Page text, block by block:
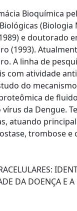
Bioquímica
(Biologia
e doutorado
(1993).
A linha de
com atividade
do
de
da Dengue.
atuando
trombose e
DA DOENÇA E